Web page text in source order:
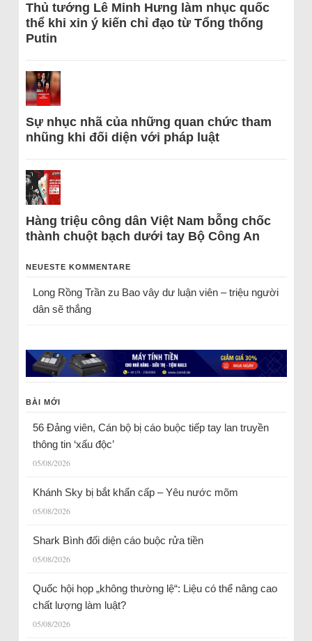
Thủ tướng Lê Minh Hưng làm nhục quốc
thể khi xin ý kiến chỉ đạo từ Tổng thống
Putin
Sự nhục nhã của những quan chức tham
nhũng khi đối diện với pháp luật
Hàng triệu công dân Việt Nam bỗng chốc
thành chuột bạch dưới tay Bộ Công An
NEUESTE KOMMENTARE
Long Rồng Trầnzu Bao vây dư luận viên – triệu người
dân sẽ thắng
BÀI MỚI
56 Đảng viên, Cán bộ bị cáo buộc tiếp tay lan truyền
thông tin ‘xấu độc’
05/08/2026
Khánh Sky bị bắt khẩn cấp – Yêu nước mõm
05/08/2026
Shark Bình đối diện cáo buộc rửa tiền
05/08/2026
Quốc hội họp „không thường lệ“: Liệu có thể nâng cao
chất lượng làm luật?
05/08/2026